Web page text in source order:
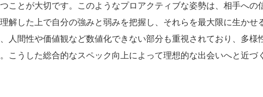
ことが大切です。このようなプロアクティブな姿勢は、相手への
解した上で自分の強みと弱みを把握し、それらを最大限に生かせ
人間性や価値観など数値化できない部分も重視されており、多様
こうした総合的なスペック向上によって理想的な出会いへと近づ